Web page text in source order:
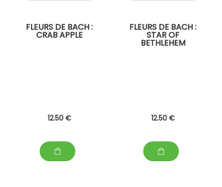
FLEURS DE BACH :
CRAB APPLE
12.50 €
FLEURS DE BACH :
STAR OF
BETHLEHEM
12.50 €